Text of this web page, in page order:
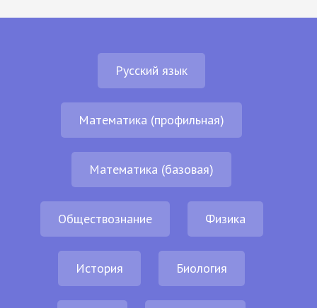
Русский язык
Математика (профильная)
Математика (базовая)
Обществознание Физика
История Биология